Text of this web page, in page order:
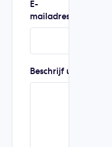
E-
mailadres
Beschrijf uw ervaring